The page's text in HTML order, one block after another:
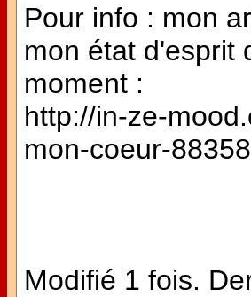
Pour info : mon
mon état d'esprit
moment :
http://in-ze-
mon-coeur-
Modifié 1 fois.